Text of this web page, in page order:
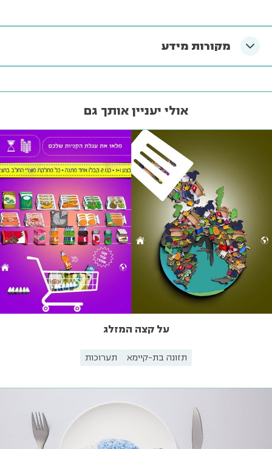
מקורות מידע
אולי יעניין אותך גם
על קצה המזלג
תזונה בת-קיימא תערוכות